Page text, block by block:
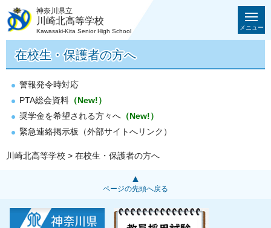
神奈川県立
川崎北高等学校
Kawasaki-Kita Senior High School
メニュー
在校生・保護者の方へ
警報発令時対応
PTA総会資料 （New!）
奨学金を希望される方々へ （New!）
緊急連絡掲示板（外部サイトへリンク）
川崎北高等学校 > 在校生・保護者の方へ
ページの先頭へ戻る